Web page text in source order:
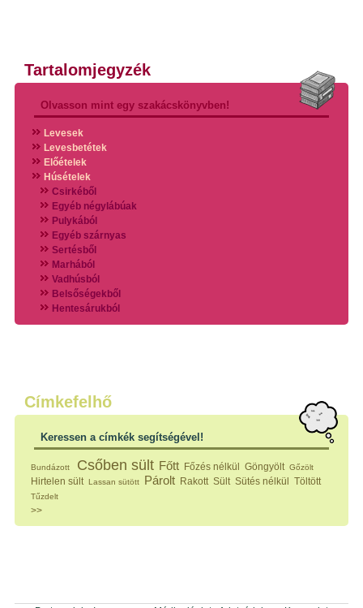
Tartalomjegyzék
Olvasson mint egy szakácskönyvben!
Levesek
Levesbetétek
Előételek
Húsételek
Csirkéből
Egyéb négylábúak
Pulykából
Egyéb szárnyas
Sertésből
Marhából
Vadhúsból
Belsőségekből
Hentesárukból
Vadszárnyasokból
Köretek
Klasszikus főzelékek
Zöldséges ételek
Hidegkonyhai készítmények
Főtt tészták
Zsiradékban sült tészták
Szendvicsek
Pácok
Címkefelhő
Keressen a címkék segítségével!
Bundázott Csőben sült Főtt Főzés nélkül Göngyölt Gőzölt
Hirtelen sült Lassan sütött Párolt Rakott Sült Sütés nélkül Töltött
Tűzdelt
>>